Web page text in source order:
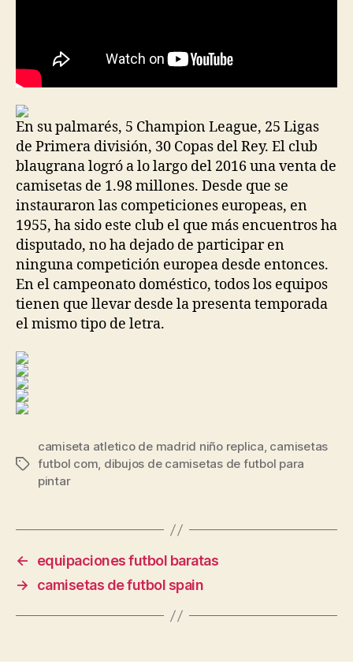
En su palmarés, 5 Champion League, 25 Ligas
de Primera división, 30 Copas del Rey. El club
blaugrana logró a lo largo del 2016 una venta de
camisetas de 1.98 millones. Desde que se
instauraron las competiciones europeas, en
1955, ha sido este club el que más encuentros ha
disputado, no ha dejado de participar en
ninguna competición europea desde entonces.
En el campeonato doméstico, todos los equipos
tienen que llevar desde la presenta temporada
el mismo tipo de letra.
Etiquetas
camiseta atletico de madrid niño replica, camisetas
futbol com, dibujos de camisetas de futbol para
pintar
←
equipaciones futbol baratas
→
camisetas de futbol spain